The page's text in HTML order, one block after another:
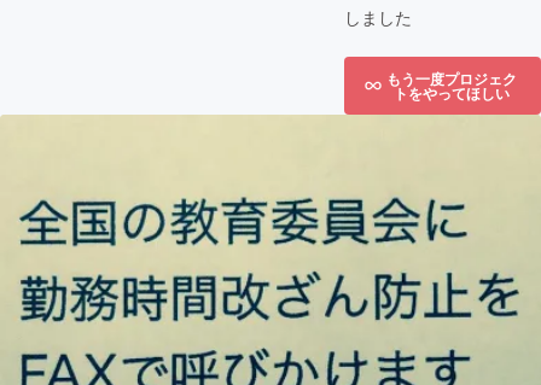
しました
もう一度プロジェク
トをやってほしい